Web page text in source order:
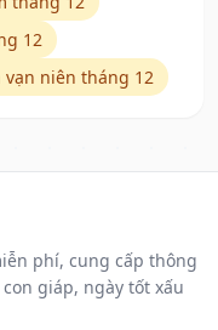
12
vạn niên tháng 12
phí, cung cấp thông
giáp, ngày tốt xấu